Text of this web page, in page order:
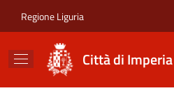
Regione Liguria
Città di Imperia